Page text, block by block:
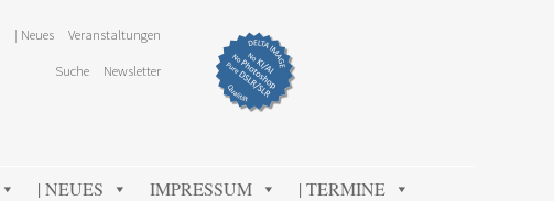
| Neues Veranstaltungen
Suche Newsletter
| NEUES IMPRESSUM | TERMINE